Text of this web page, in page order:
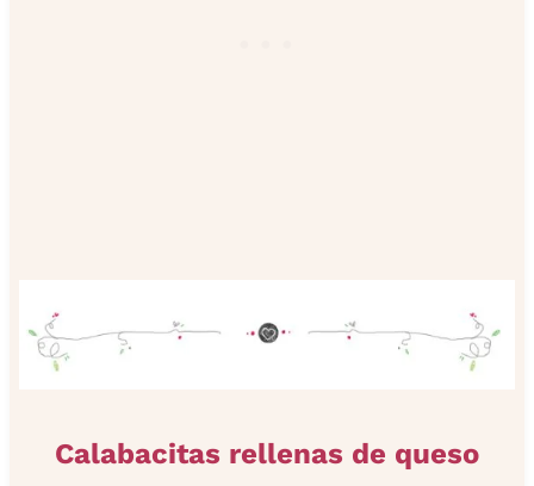
Calabacitas rellenas de queso